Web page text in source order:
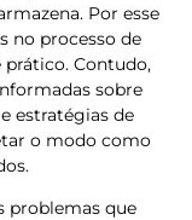
Por esse
no processo de
Contudo,
sobre
estratégias de
o modo como
problemas que